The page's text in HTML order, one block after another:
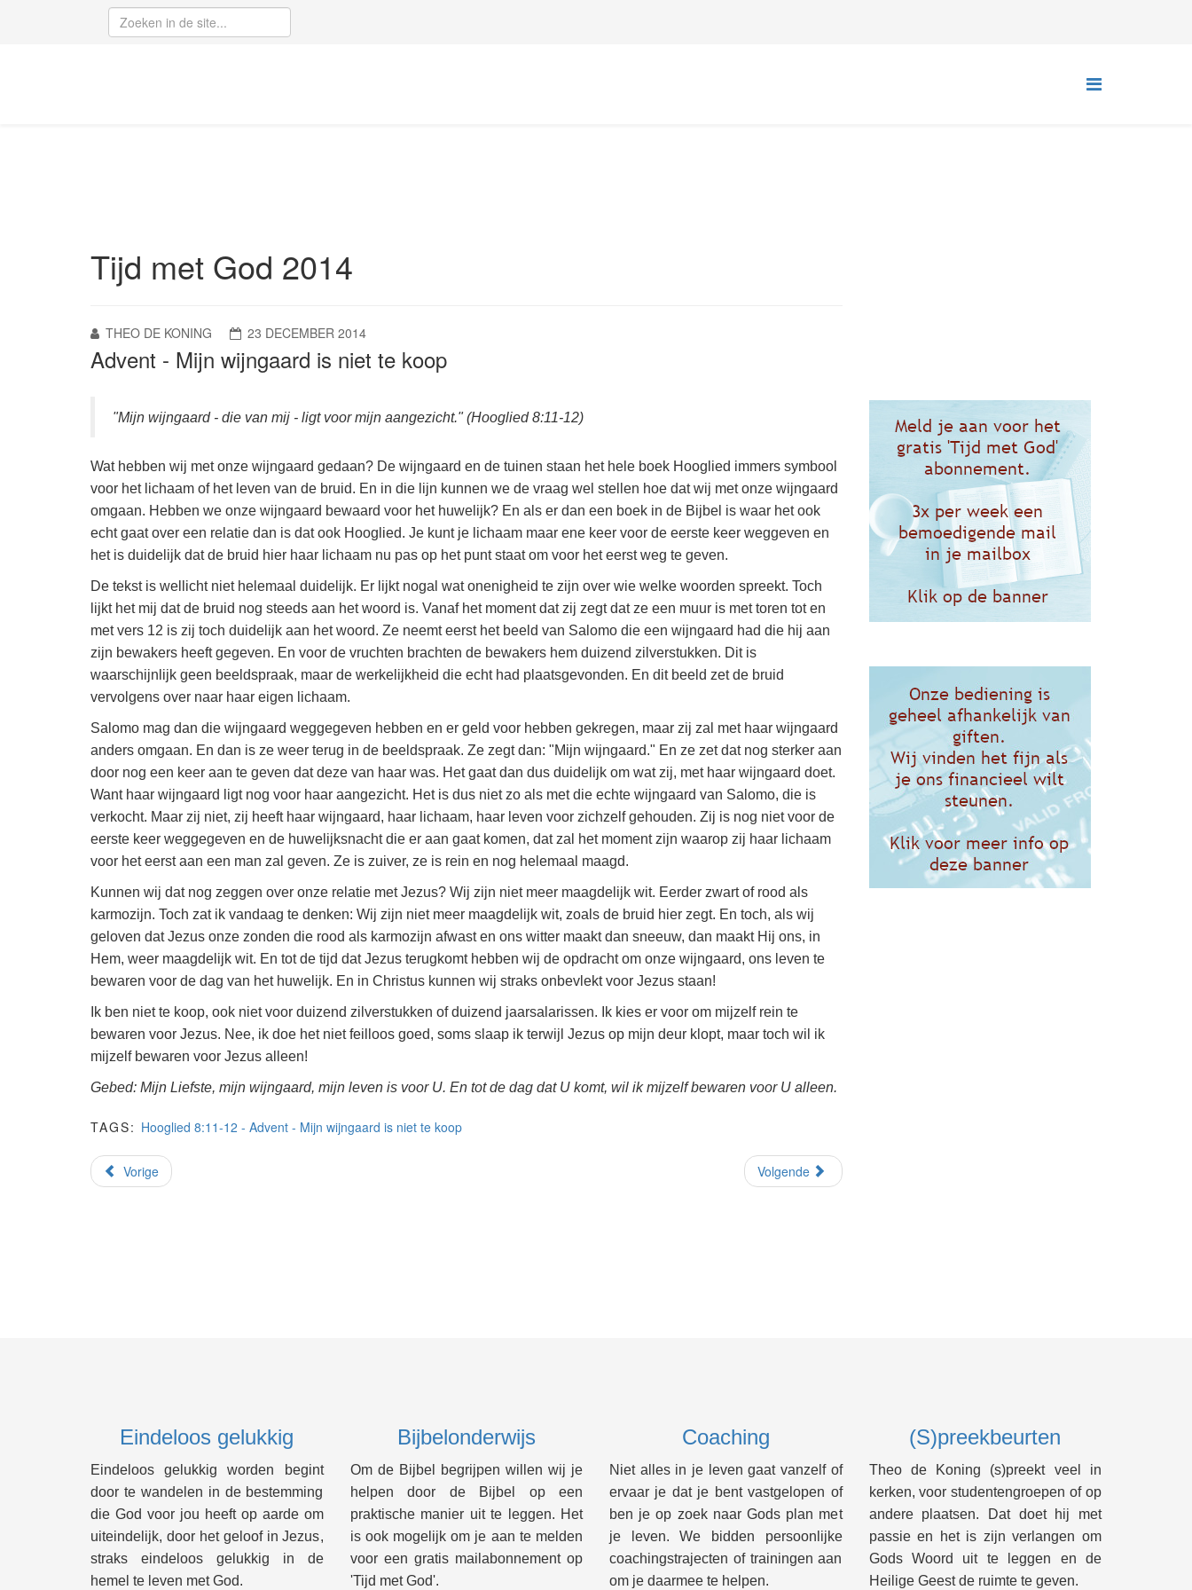
Tijd met God 2014
THEO DE KONING 23 DECEMBER 2014
Advent - Mijn wijngaard is niet te koop
"Mijn wijngaard - die van mij - ligt voor mijn aangezicht." (Hooglied 8:11-12)
Wat hebben wij met onze wijngaard gedaan? De wijngaard en de tuinen staan het hele boek Hooglied immers symbool
voor het lichaam of het leven van de bruid. En in die lijn kunnen we de vraag wel stellen hoe dat wij met onze wijngaard
omgaan. Hebben we onze wijngaard bewaard voor het huwelijk? En als er dan een boek in de Bijbel is waar het ook
echt gaat over een relatie dan is dat ook Hooglied. Je kunt je lichaam maar ene keer voor de eerste keer weggeven en
het is duidelijk dat de bruid hier haar lichaam nu pas op het punt staat om voor het eerst weg te geven.
De tekst is wellicht niet helemaal duidelijk. Er lijkt nogal wat onenigheid te zijn over wie welke woorden spreekt. Toch
lijkt het mij dat de bruid nog steeds aan het woord is. Vanaf het moment dat zij zegt dat ze een muur is met toren tot en
met vers 12 is zij toch duidelijk aan het woord. Ze neemt eerst het beeld van Salomo die een wijngaard had die hij aan
zijn bewakers heeft gegeven. En voor de vruchten brachten de bewakers hem duizend zilverstukken. Dit is
waarschijnlijk geen beeldspraak, maar de werkelijkheid die echt had plaatsgevonden. En dit beeld zet de bruid
vervolgens over naar haar eigen lichaam.
Salomo mag dan die wijngaard weggegeven hebben en er geld voor hebben gekregen, maar zij zal met haar wijngaard
anders omgaan. En dan is ze weer terug in de beeldspraak. Ze zegt dan: "Mijn wijngaard." En ze zet dat nog sterker aan
door nog een keer aan te geven dat deze van haar was. Het gaat dan dus duidelijk om wat zij, met haar wijngaard doet.
Want haar wijngaard ligt nog voor haar aangezicht. Het is dus niet zo als met die echte wijngaard van Salomo, die is
verkocht. Maar zij niet, zij heeft haar wijngaard, haar lichaam, haar leven voor zichzelf gehouden. Zij is nog niet voor de
eerste keer weggegeven en de huwelijksnacht die er aan gaat komen, dat zal het moment zijn waarop zij haar lichaam
voor het eerst aan een man zal geven. Ze is zuiver, ze is rein en nog helemaal maagd.
Kunnen wij dat nog zeggen over onze relatie met Jezus? Wij zijn niet meer maagdelijk wit. Eerder zwart of rood als
karmozijn. Toch zat ik vandaag te denken: Wij zijn niet meer maagdelijk wit, zoals de bruid hier zegt. En toch, als wij
geloven dat Jezus onze zonden die rood als karmozijn afwast en ons witter maakt dan sneeuw, dan maakt Hij ons, in
Hem, weer maagdelijk wit. En tot de tijd dat Jezus terugkomt hebben wij de opdracht om onze wijngaard, ons leven te
bewaren voor de dag van het huwelijk. En in Christus kunnen wij straks onbevlekt voor Jezus staan!
Ik ben niet te koop, ook niet voor duizend zilverstukken of duizend jaarsalarissen. Ik kies er voor om mijzelf rein te
bewaren voor Jezus. Nee, ik doe het niet feilloos goed, soms slaap ik terwijl Jezus op mijn deur klopt, maar toch wil ik
mijzelf bewaren voor Jezus alleen!
Gebed: Mijn Liefste, mijn wijngaard, mijn leven is voor U. En tot de dag dat U komt, wil ik mijzelf bewaren voor U alleen.
TAGS: Hooglied 8:11-12 - Advent - Mijn wijngaard is niet te koop
Vorige Volgende
Eindeloos gelukkig
Eindeloos gelukkig worden begint
door te wandelen in de bestemming
die God voor jou heeft op aarde om
uiteindelijk, door het geloof in Jezus,
straks eindeloos gelukkig in de
hemel te leven met God.
Bijbelonderwijs
Om de Bijbel begrijpen willen wij je
helpen door de Bijbel op een
praktische manier uit te leggen. Het
is ook mogelijk om je aan te melden
voor een gratis mailabonnement op
'Tijd met God'.
Coaching
Niet alles in je leven gaat vanzelf of
ervaar je dat je bent vastgelopen of
ben je op zoek naar Gods plan met
je leven. We bidden persoonlijke
coachingstrajecten of trainingen aan
om je daarmee te helpen.
(S)preekbeurten
Theo de Koning (s)preekt veel in
kerken, voor studentengroepen of op
andere plaatsen. Dat doet hij met
passie en het is zijn verlangen om
Gods Woord uit te leggen en de
Heilige Geest de ruimte te geven.